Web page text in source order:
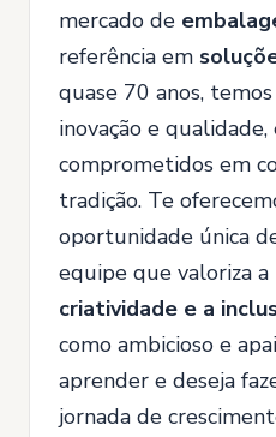
mercado de
referência em
quase 70 anos,
inovação e qualidade,
comprometidos em
tradição. Te
oportunidade única
equipe que valoriza a
criatividade e a
como ambicioso e
aprender e deseja
jornada de